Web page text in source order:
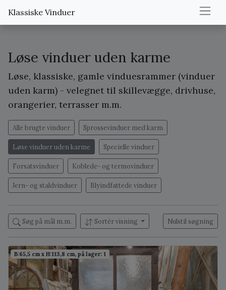
Klassiske Vinduer
Løse vinduer uden karme
Løse, klassiske, gamle vinduesrammer (vinduer
uden karm) - velegnet til skillevægge, drivhuse,
orangerier, terrasser m.m.
Alle brugte vinduer Sprossevinduer med karm
Løse vinduer uden karme Specielle vinduer
Forsatsvinduer Koblede- og termovinduer
Jern- og staldvinduer Blyindfattede vinduer
Søg på mål m.m. Sortér visning Nulstil søgning
B:65,5 cm x H:113,8 cm, på lager: 1